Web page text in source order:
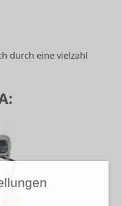
durch eine vielzahl